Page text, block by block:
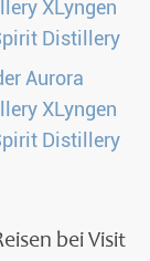
bei Visit